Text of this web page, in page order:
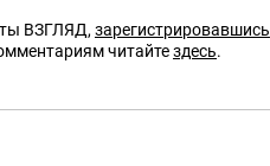
ВЗГЛЯД,зарегистрировавшись
читайтездесь.